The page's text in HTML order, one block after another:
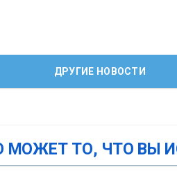
ДРУГИЕ НОВОСТИ
МОЖЕТ ТО, ЧТО ВЫ